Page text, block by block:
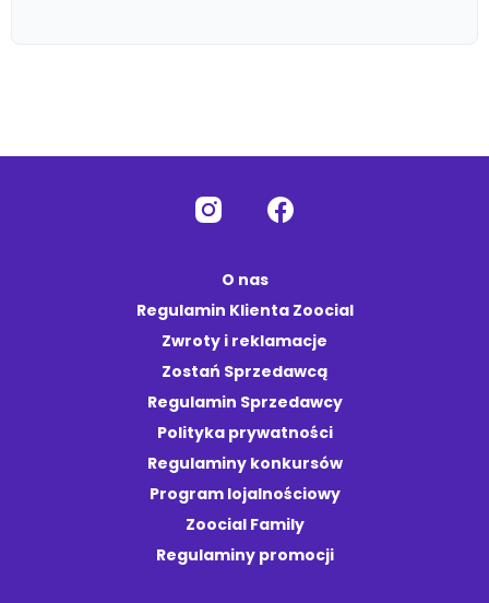
O nas
Regulamin Klienta Zoocial
Zwroty i reklamacje
Zostań Sprzedawcą
Regulamin Sprzedawcy
Polityka prywatności
Regulaminy konkursów
Program lojalnościowy
Zoocial Family
Regulaminy promocji